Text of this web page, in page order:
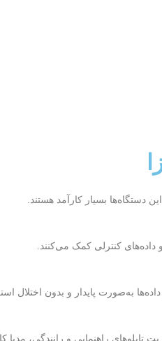
دستگاه‌ها بسیار کارآمد هستند.
و داده‌های کنترلی کمک می‌کنند.
به‌صورت پایدار و بدون اختلال
راهنمایی و رانندگی، مدیا